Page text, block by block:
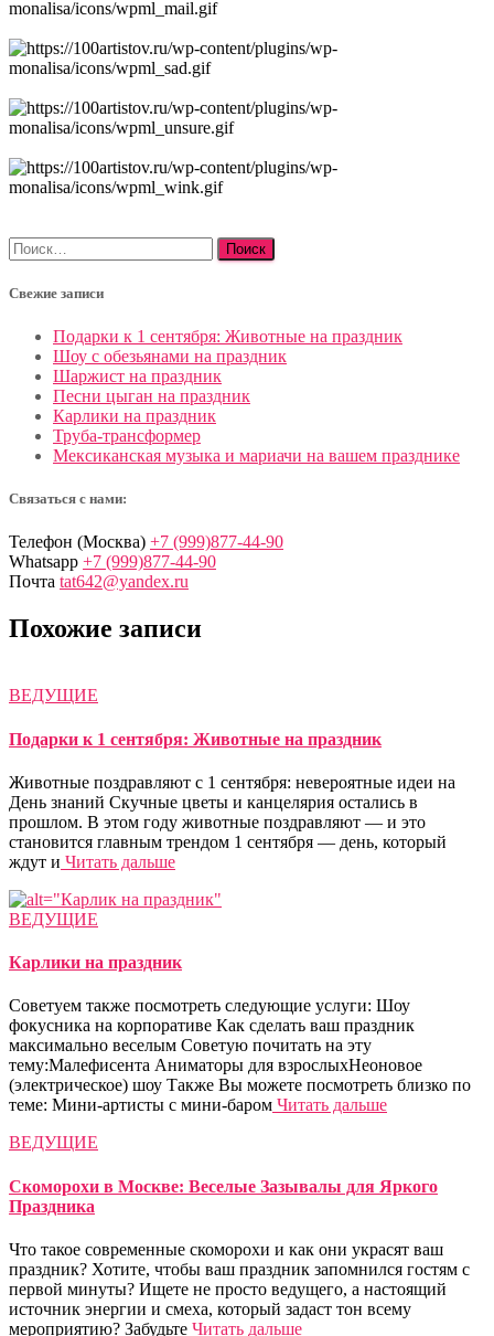
Найти:
Свежие записи
Подарки к 1 сентября: Животные на праздник
Шоу с обезьянами на праздник
Шаржист на праздник
Песни цыган на праздник
Карлики на праздник
Труба-трансформер
Мексиканская музыка и мариачи на вашем празднике
Связаться с нами:
Телефон (Москва) +7 (999)877-44-90
Whatsapp +7 (999)877-44-90
Почта tat642@yandex.ru
Похожие записи
ВЕДУЩИЕ
Подарки к 1 сентября: Животные на праздник
Животные поздравляют с 1 сентября: невероятные идеи на
День знаний Скучные цветы и канцелярия остались в
прошлом. В этом году животные поздравляют — и это
становится главным трендом 1 сентября — день, который
ждут и Читать дальше
ВЕДУЩИЕ
Карлики на праздник
Советуем также посмотреть следующие услуги: Шоу
фокусника на корпоративе Как сделать ваш праздник
максимально веселым Советую почитать на эту
тему:Малефисента Аниматоры для взрослыхНеоновое
(электрическое) шоу Также Вы можете посмотреть близко по
теме: Мини-артисты с мини-баром Читать дальше
ВЕДУЩИЕ
Скоморохи в Москве: Веселые Зазывалы для Яркого
Праздника
Что такое современные скоморохи и как они украсят ваш
праздник? Хотите, чтобы ваш праздник запомнился гостям с
первой минуты? Ищете не просто ведущего, а настоящий
источник энергии и смеха, который задаст тон всему
мероприятию? Забудьте Читать дальше